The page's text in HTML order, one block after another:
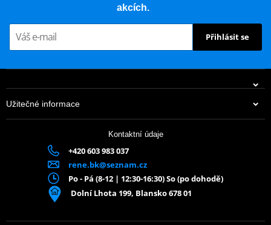
akcích.
Přihlásit se
Užitečné informace
Kontaktní údaje
+420 603 983 037
rene.bk@seznam.cz
Po - Pá (8-12 | 12:30-16:30) So (po dohodě)
Dolní Lhota 199, Blansko 678 01